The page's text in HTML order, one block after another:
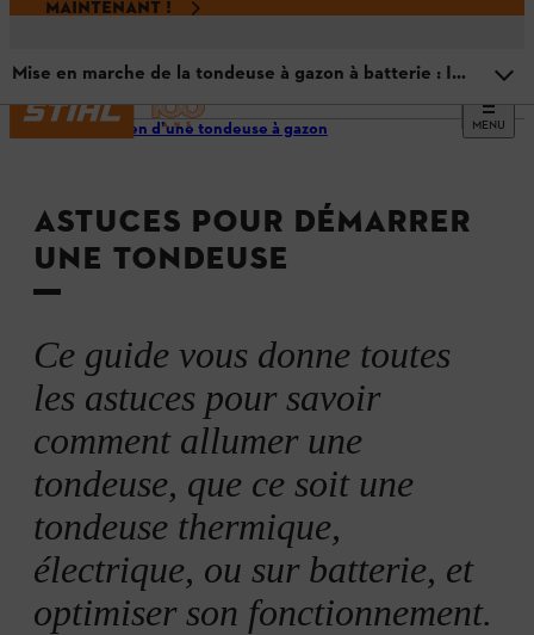
MAINTENANT !
MENU
Entretien d’une tondeuse à gazon
ASTUCES POUR DÉMARRER
UNE TONDEUSE
Ce guide vous donne toutes
les astuces pour savoir
comment allumer une
tondeuse, que ce soit une
tondeuse thermique,
électrique, ou sur batterie, et
optimiser son fonctionnement.
Mise en marche de la tondeuse à gazon à batterie : Instructions
Mise en marche de la tondeuse à gazon à essence :
Instructions
Systèmes de démarrage des tondeuses à essence
Mise en marche de la tondeuse à gazon à batterie :
Instructions
Mise en marche de la tondeuse à gazon électrique :
Instructions